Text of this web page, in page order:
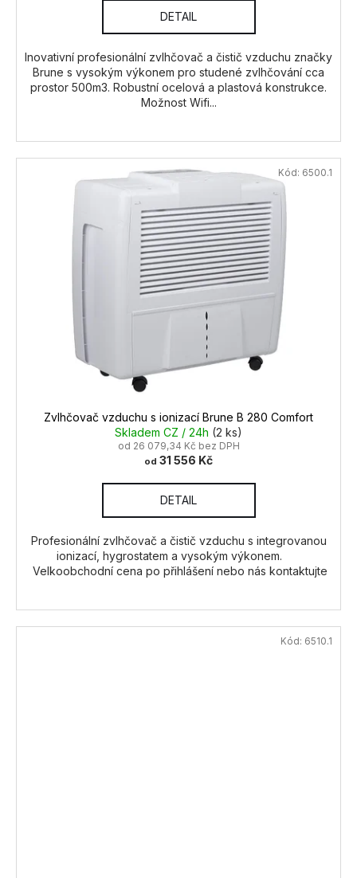
DETAIL
Inovativní profesionální zvlhčovač a čistič vzduchu značky
Brune s vysokým výkonem pro studené zvlhčování cca
prostor 500m3. Robustní ocelová a plastová konstrukce.
Možnost Wifi...
Zvlhčovač vzduchu s ionizací Brune B 280 Comfort
Skladem CZ / 24h (2 ks)
od 26 079,34 Kč bez DPH
od 31 556 Kč
DETAIL
Profesionální zvlhčovač a čistič vzduchu s integrovanou
ionizací, hygrostatem a vysokým výkonem.
Velkoobchodní cena po přihlášení nebo nás kontaktujte
Kód: 6500.1
Kód: 6510.1